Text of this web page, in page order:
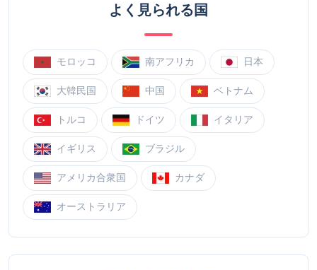
よく見られる国
モロッコ 南アフリカ 日本
大韓民国 中国 ベトナム
トルコ ドイツ イタリア
イギリス ブラジル
アメリカ合衆国 カナダ
オーストラリア